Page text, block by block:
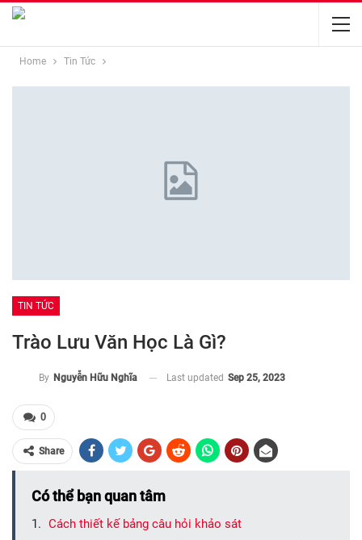
Home Tin Tức
TIN TỨC
Trào Lưu Văn Học Là Gì?
By Nguyễn Hữu Nghĩa Last updated Sep 25, 2023
0
Share
Có thể bạn quan tâm
Cách thiết kế bảng câu hỏi khảo sát